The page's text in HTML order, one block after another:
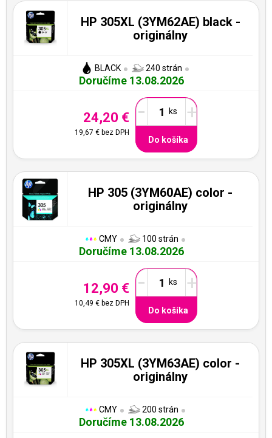
HP 305XL (3YM62AE) black -
originálny
BLACK 240 strán
Doručíme 13.08.2026
24,20 €
19,67 € bez DPH
- +
Do košíka
HP 305 (3YM60AE) color -
originálny
CMY 100 strán
Doručíme 13.08.2026
12,90 €
10,49 € bez DPH
- +
Do košíka
HP 305XL (3YM63AE) color -
originálny
CMY 200 strán
Doručíme 13.08.2026